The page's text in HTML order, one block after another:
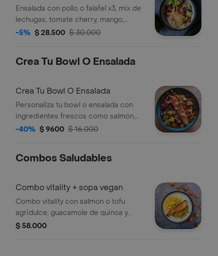
Ensalada con pollo o falafel x3, mix de
lechugas, tomate cherry, mango,
repollo morado, pepino, cebolla
-5% $ 28.500 $ 30.000
Crea Tu Bowl O Ensalada
Crea Tu Bowl O Ensalada
Personaliza tu bowl o ensalada con
ingredientes frescos como salmón,
garbanzos, aguacate, repollo morado
-40% $ 9600 $ 16.000
Combos Saludables
Combo vitality + sopa vegan
Combo vitality con salmon o tofu
agridulce, guacamole de quinoa y
mango acompañado de una sopa
$ 58.000